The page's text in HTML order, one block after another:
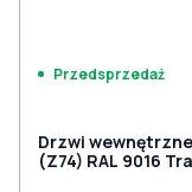
Przedsprzedaż
Drzwi wewnętrzne
(Z74) RAL 9016